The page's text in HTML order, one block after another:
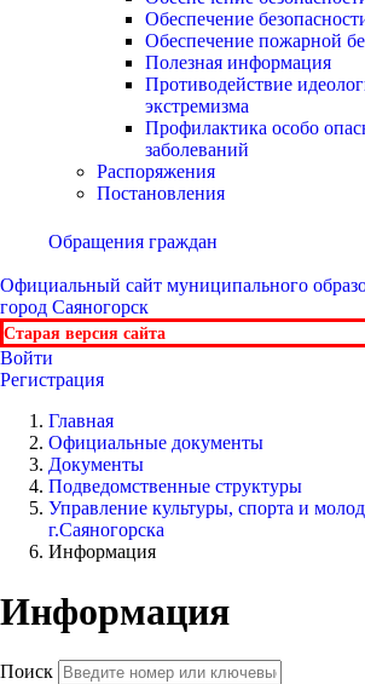
Обеспечение
Обеспечение пожарной
Полезная информация
Противодействие
экстремизма
Профилактика особо
заболеваний
Распоряжения
Постановления
Обращения граждан
Официальный сайт муниципального
город Саяногорск
Старая версия сайта
Войти
Регистрация
Главная
Официальные документы
Документы
Подведомственные структуры
Управление культуры, спорта и
г.Саяногорска
Информация
Информация
Поиск